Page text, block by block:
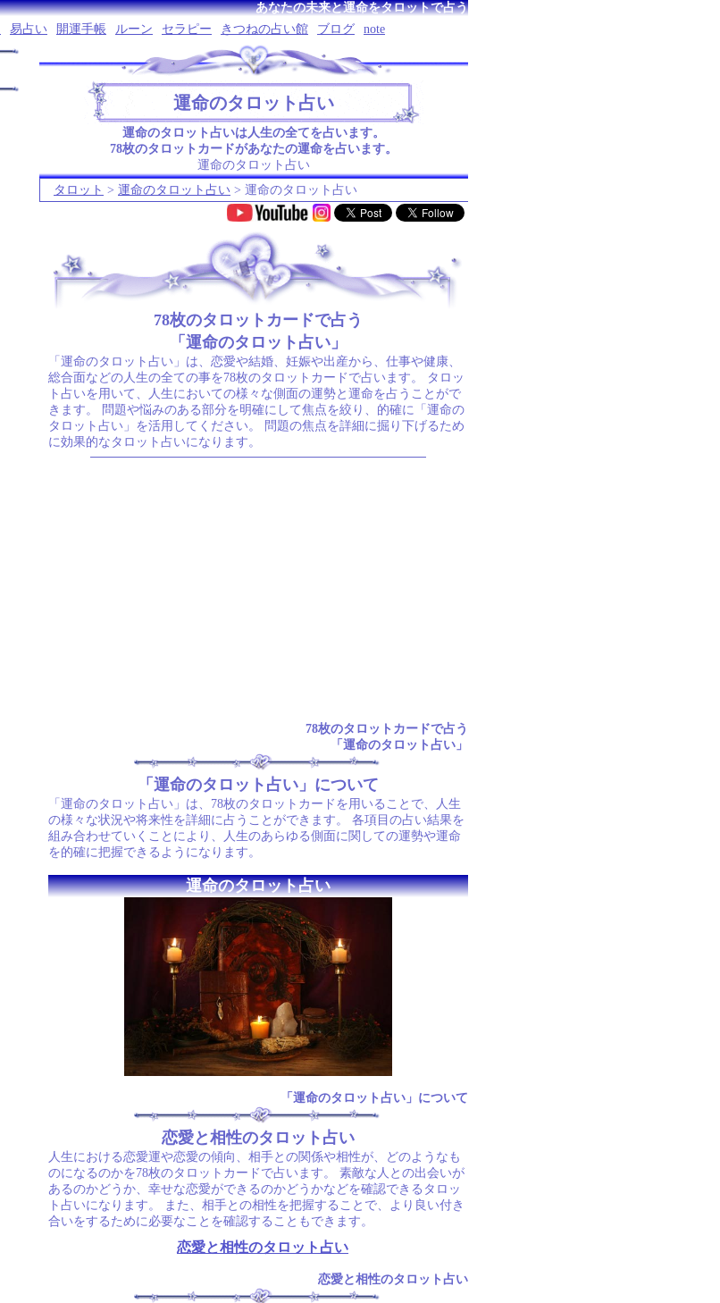
あなたの未来と運命をタロットで占う
易占い 開運手帳 ルーン セラピー きつねの占い館 ブログ note
運命のタロット占い
運命のタロット占いは人生の全てを占います。
78枚のタロットカードがあなたの運命を占います。
運命のタロット占い
タロット > 運命のタロット占い > 運命のタロット占い
.
78枚のタロットカードで占う
「運命のタロット占い」
「運命のタロット占い」は、恋愛や結婚、妊娠や出産から、仕事や健康、
総合面などの人生の全ての事を78枚のタロットカードで占います。 タロッ
ト占いを用いて、人生においての様々な側面の運勢と運命を占うことがで
きます。 問題や悩みのある部分を明確にして焦点を絞り、的確に「運命の
タロット占い」を活用してください。 問題の焦点を詳細に掘り下げるため
に効果的なタロット占いになります。
78枚のタロットカードで占う
「運命のタロット占い」
「運命のタロット占い」について
「運命のタロット占い」は、78枚のタロットカードを用いることで、人生
の様々な状況や将来性を詳細に占うことができます。 各項目の占い結果を
組み合わせていくことにより、人生のあらゆる側面に関しての運勢や運命
を的確に把握できるようになります。
運命のタロット占い
「運命のタロット占い」について
恋愛と相性のタロット占い
人生における恋愛運や恋愛の傾向、相手との関係や相性が、どのようなも
のになるのかを78枚のタロットカードで占います。 素敵な人との出会いが
あるのかどうか、幸せな恋愛ができるのかどうかなどを確認できるタロッ
ト占いになります。 また、相手との相性を把握することで、より良い付き
合いをするために必要なことを確認することもできます。
恋愛と相性のタロット占い
恋愛と相性のタロット占い